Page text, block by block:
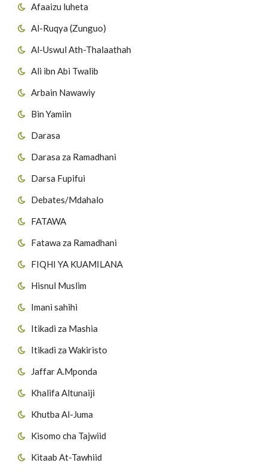
Afaaizu luheta
Al-Ruqya (Zunguo)
Al-Uswul Ath-Thalaathah
Ali ibn Abi Twalib
Arbain Nawawiy
Bin Yamiin
Darasa
Darasa za Ramadhani
Darsa Fupifui
Debates/Mdahalo
FATAWA
Fatawa za Ramadhani
FIQHI YA KUAMILANA
Hisnul Muslim
Imani sahihi
Itikadi za Mashia
Itikadi za Wakiristo
Jaffar A.Mponda
Khalifa Altunaiji
Khutba Al-Juma
Kisomo cha Tajwiid
Kitaab At-Tawhiid